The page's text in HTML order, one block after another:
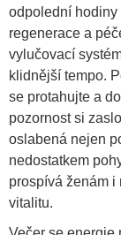
odpolední hodiny
regenerace a
vylučovací
klidnější tempo.
se protahujte a
pozornost si
oslabená nejen
nedostatkem
prospívá ženám i
vitalitu.